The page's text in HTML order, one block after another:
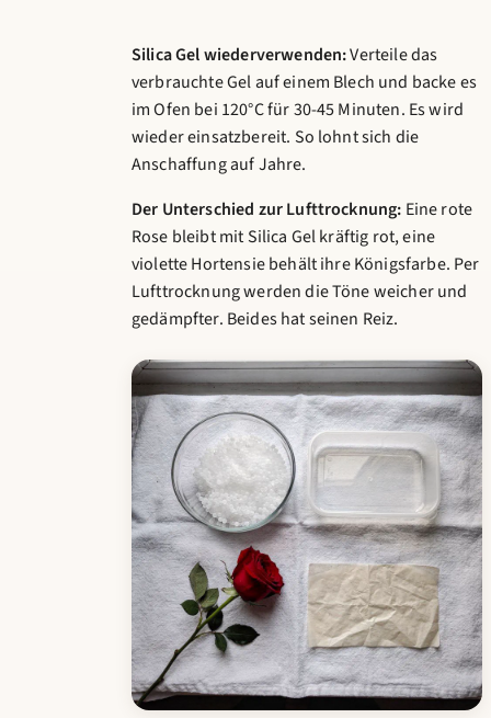
Silica Gel wiederverwenden:Verteile das
verbrauchte Gel auf einem Blech und backe es
im Ofen bei 120°C für 30-45 Minuten. Es wird
wieder einsatzbereit. So lohnt sich die
Anschaffung auf Jahre.
Der Unterschied zur Lufttrocknung: Eine rote
Rose bleibt mit Silica Gel kräftig rot, eine
violette Hortensie behält ihre Königsfarbe. Per
Lufttrocknung werden die Töne weicher und
gedämpfter. Beides hat seinen Reiz.